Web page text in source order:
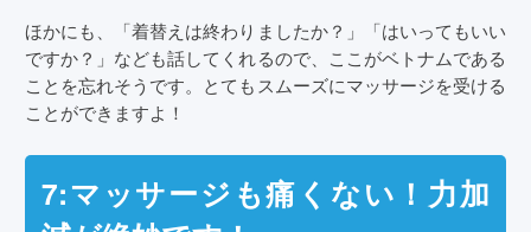
ほかにも、「着替えは終わりましたか？」「はいってもいい
ですか？」なども話してくれるので、ここがベトナムである
ことを忘れそうです。とてもスムーズにマッサージを受ける
ことができますよ！
7:マッサージも痛くない！力加